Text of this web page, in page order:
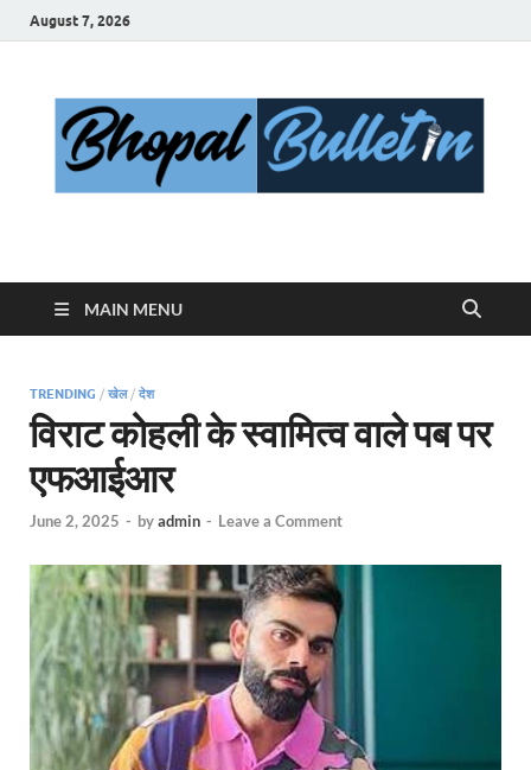
August 7, 2026
Bhopal Bulletin
MAIN MENU
TRENDING / खेल/ देश
विराट कोहली के स्वामित्व वाले पब पर
एफआईआर
June 2, 2025 - byadmin - Leave a Comment